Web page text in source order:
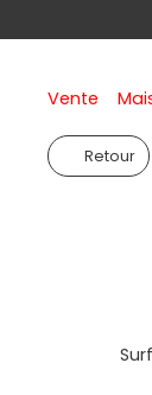
Vente
Retour